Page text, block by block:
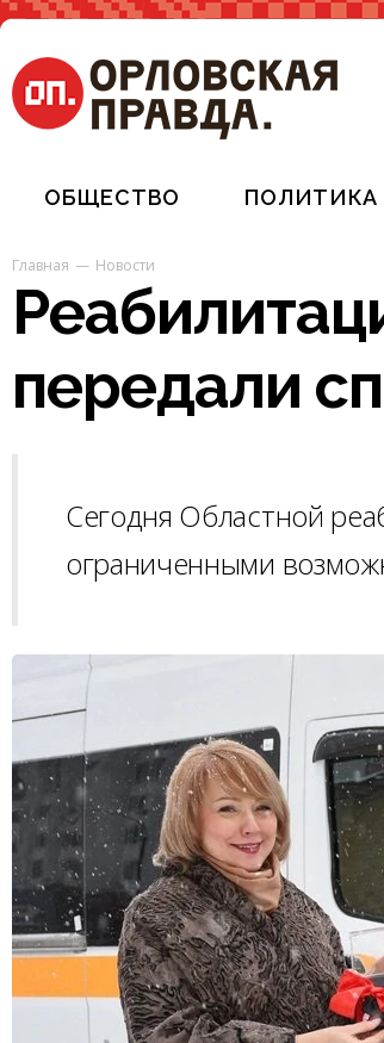
ОБЩЕСТВО ПОЛИТИКА
Главная Новости
передали
Сегодня Областной
ограниченными